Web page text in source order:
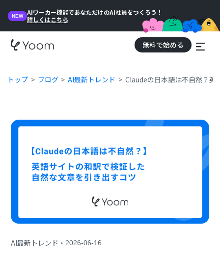
NEW
AIワーカー機能であなただけのAI社員をつくろう！
詳しくはこちら
無料で始める
トップ ブログ AI最新トレンド Claudeの日本語は不自然？英
AI最新トレンド ・2026-06-16